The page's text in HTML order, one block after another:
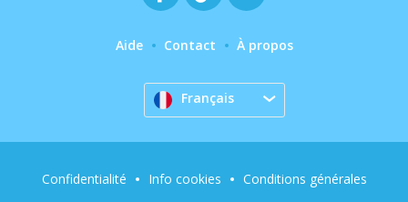
Aide Contact À propos
Français
Confidentialité Info cookies Conditions générales